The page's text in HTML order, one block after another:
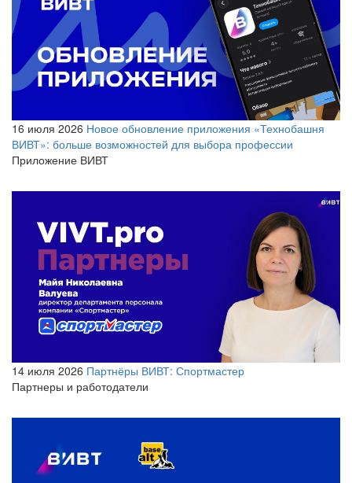
16 июля 2026 Новое обновление приложения «Технобашня
ВИВТ»: больше возможностей для выбора профессии
Приложение ВИВТ
14 июля 2026 Партнёры ВИВТ: Спортмастер
Партнеры и работодатели